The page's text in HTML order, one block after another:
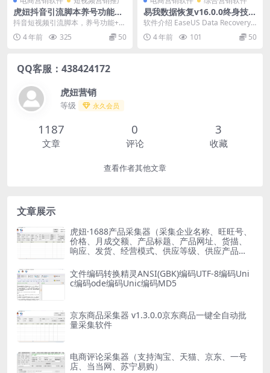
虎妞抖音引流脚本养号功能
+粉丝关注+评论区关注等功能
+直播间在线粉丝列表人员发
送私信+直播间直播评论人员
抖音短视频引流脚本，养号功能+粉
丝关注+评论区关注等功能+直播间
在线粉丝列表人员...
4 年前 325 50
易我数据恢复v16.0.0终身技术
版
软件介绍 EaseUS Data Recovery
Wizard中文版技术版(易...
4 年前 101 50
QQ客服：438424172
虎妞营销
等级 永久会员
1187
文章
0
评论
3
收藏
查看作者其他文章
文章展示
虎妞·1688产品采集器（采集企业名称、旺旺号、
价格、月成交额、产品标题、产品网址、货描、
响应、发货、经营模式、供应等级、供应产品、
文件编码转换精灵ANSI(GBK)编码UTF-8编码Uni
c编码ode编码Unic编码MD5
京东商品采集器 v1.3.0.0京东商品一键全自动批
量采集软件
电商评论采集器（支持淘宝、天猫、京东、一号
店、当当网、苏宁易购）